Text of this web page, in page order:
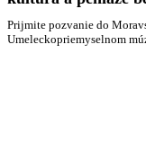
Prijmite pozvanie do
Umeleckopriemyselnom